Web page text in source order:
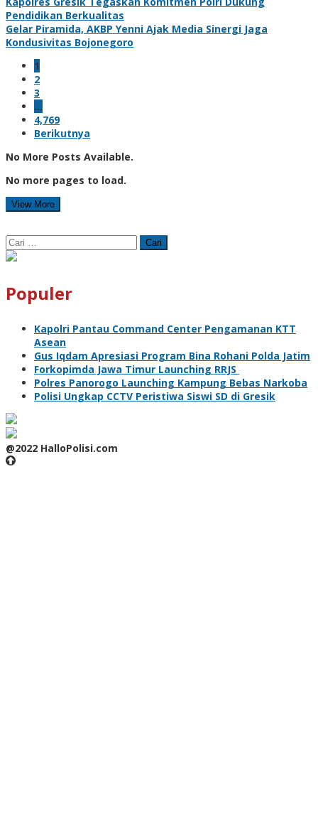
Pendidikan Berkualitas
Gelar Piramida, AKBP Yenni Ajak Media Sinergi Jaga
Kondusivitas Bojonegoro
1
2
3
…
4,769
Berikutnya
No More Posts Available.
No more pages to load.
View More
Cari
untuk:
Populer
Kapolri Pantau Command Center Pengamanan KTT
Asean
Gus Iqdam Apresiasi Program Bina Rohani Polda Jatim
Forkopimda Jawa Timur Launching RRJS
Polres Panorogo Launching Kampung Bebas Narkoba
Polisi Ungkap CCTV Peristiwa Siswi SD di Gresik
@2022 HalloPolisi.com